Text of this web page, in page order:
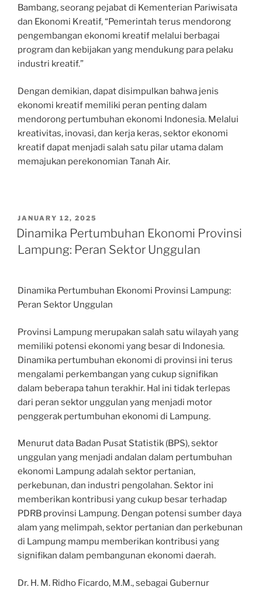
Bambang, seorang pejabat di Kementerian Pariwisata
dan Ekonomi Kreatif, “Pemerintah terus mendorong
pengembangan ekonomi kreatif melalui berbagai
program dan kebijakan yang mendukung para pelaku
industri kreatif.”
Dengan demikian, dapat disimpulkan bahwa jenis
ekonomi kreatif memiliki peran penting dalam
mendorong pertumbuhan ekonomi Indonesia. Melalui
kreativitas, inovasi, dan kerja keras, sektor ekonomi
kreatif dapat menjadi salah satu pilar utama dalam
memajukan perekonomian Tanah Air.
POSTED
ON
JANUARY 12, 2025
Dinamika Pertumbuhan Ekonomi Provinsi
Lampung: Peran Sektor Unggulan
Dinamika Pertumbuhan Ekonomi Provinsi Lampung:
Peran Sektor Unggulan
Provinsi Lampung merupakan salah satu wilayah yang
memiliki potensi ekonomi yang besar di Indonesia.
Dinamika pertumbuhan ekonomi di provinsi ini terus
mengalami perkembangan yang cukup signifikan
dalam beberapa tahun terakhir. Hal ini tidak terlepas
dari peran sektor unggulan yang menjadi motor
penggerak pertumbuhan ekonomi di Lampung.
Menurut data Badan Pusat Statistik (BPS), sektor
unggulan yang menjadi andalan dalam pertumbuhan
ekonomi Lampung adalah sektor pertanian,
perkebunan, dan industri pengolahan. Sektor ini
memberikan kontribusi yang cukup besar terhadap
PDRB provinsi Lampung. Dengan potensi sumber daya
alam yang melimpah, sektor pertanian dan perkebunan
di Lampung mampu memberikan kontribusi yang
signifikan dalam pembangunan ekonomi daerah.
Dr. H. M. Ridho Ficardo, M.M., sebagai Gubernur